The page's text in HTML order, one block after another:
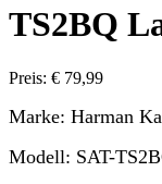
TS2BQ
Preis: € 79,99
Marke: Harman
Modell: SAT-